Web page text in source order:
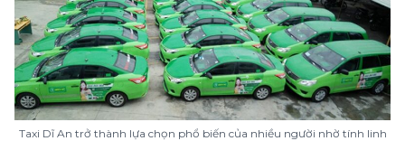
Taxi Dĩ An trở thành lựa chọn phổ biến của nhiều người nhờ tính linh